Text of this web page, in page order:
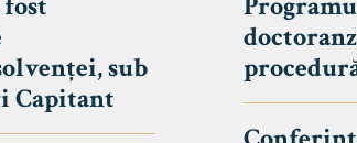
- BOLYAI
Avizier Studenți
Studii
sub
Capitant